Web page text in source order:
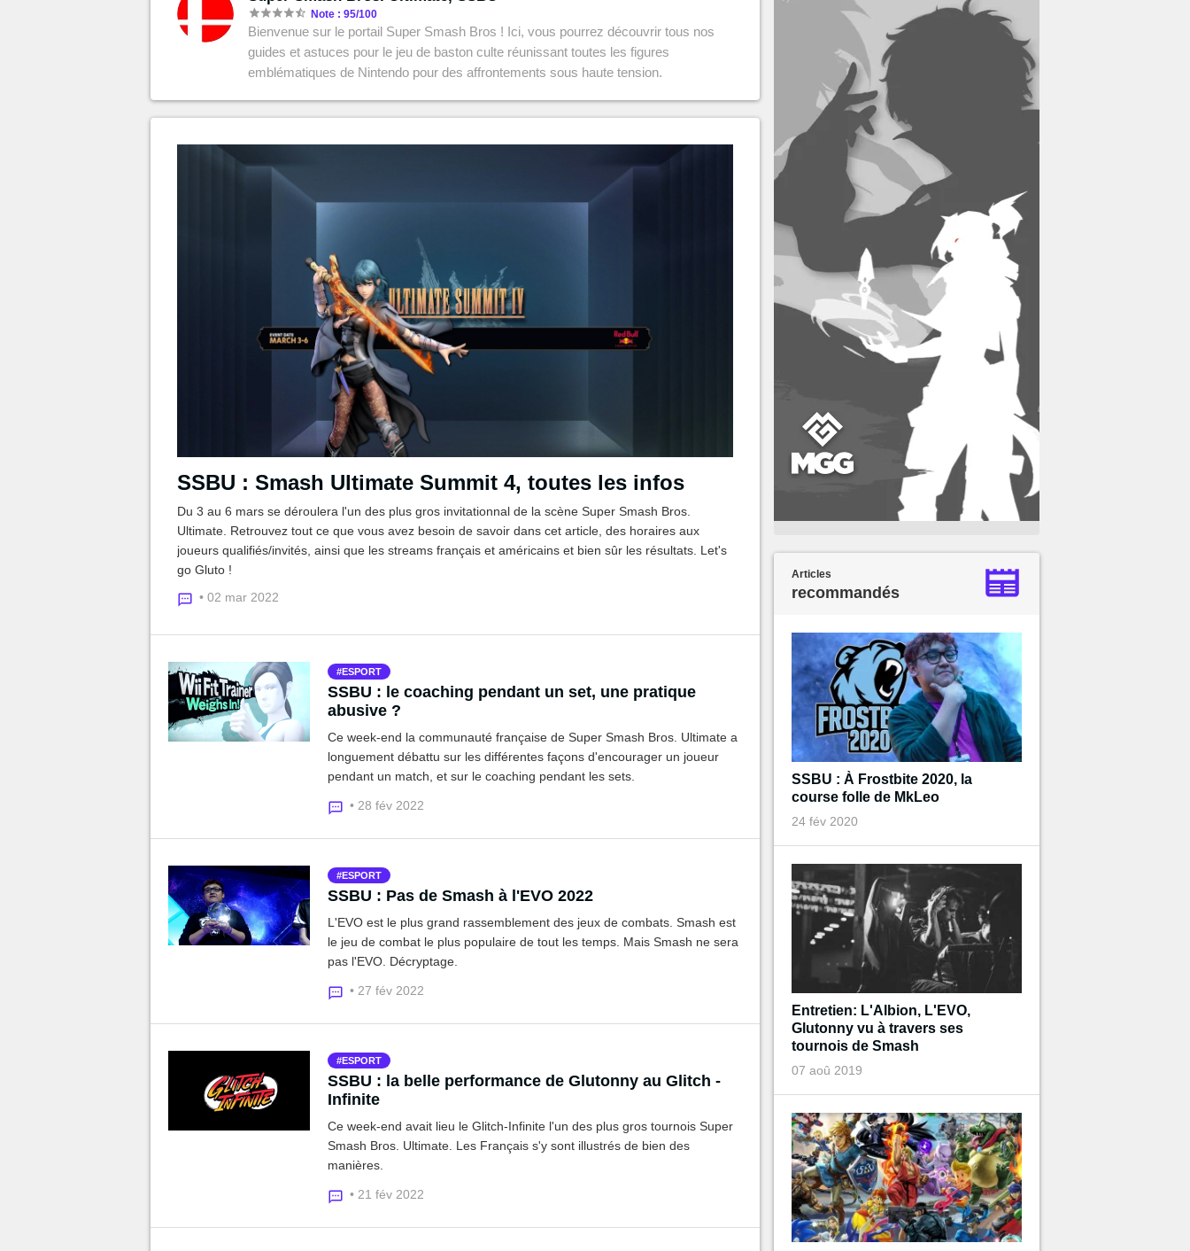
Note : 95/100
Bienvenue sur le portail Super Smash Bros ! Ici, vous pourrez découvrir tous nos
guides et astuces pour le jeu de baston culte réunissant toutes les figures
emblématiques de Nintendo pour des affrontements sous haute tension.
SSBU : Smash Ultimate Summit 4, toutes les infos
Du 3 au 6 mars se déroulera l'un des plus gros invitationnal de la scène Super Smash Bros.
Ultimate. Retrouvez tout ce que vous avez besoin de savoir dans cet article, des horaires aux
joueurs qualifiés/invités, ainsi que les streams français et américains et bien sûr les résultats. Let's
go Gluto !
• 02 mar 2022
ESPORT
SSBU : le coaching pendant un set, une pratique
abusive ?
Ce week-end la communauté française de Super Smash Bros. Ultimate a
longuement débattu sur les différentes façons d'encourager un joueur
pendant un match, et sur le coaching pendant les sets.
• 28 fév 2022
ESPORT
SSBU : Pas de Smash à l'EVO 2022
L'EVO est le plus grand rassemblement des jeux de combats. Smash est
le jeu de combat le plus populaire de tout les temps. Mais Smash ne sera
pas l'EVO. Décryptage.
• 27 fév 2022
ESPORT
SSBU : la belle performance de Glutonny au Glitch -
Infinite
Ce week-end avait lieu le Glitch-Infinite l'un des plus gros tournois Super
Smash Bros. Ultimate. Les Français s'y sont illustrés de bien des
manières.
• 21 fév 2022
Articles
recommandés
SSBU : À Frostbite 2020, la
course folle de MkLeo
24 fév 2020
Entretien: L'Albion, L'EVO,
Glutonny vu à travers ses
tournois de Smash
07 aoû 2019